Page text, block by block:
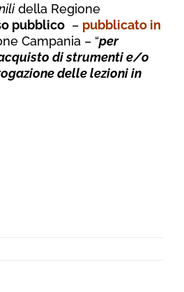
della Regione
pubblico – pubblicato in
Campania – “per
di strumenti e/o
delle lezioni in